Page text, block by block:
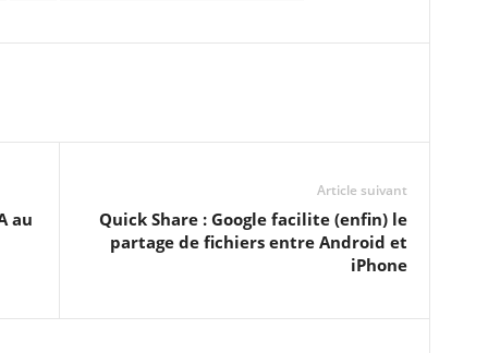
au
Article suivant
Quick Share : Google facilite (enfin) le
partage de fichiers entre Android et
iPhone